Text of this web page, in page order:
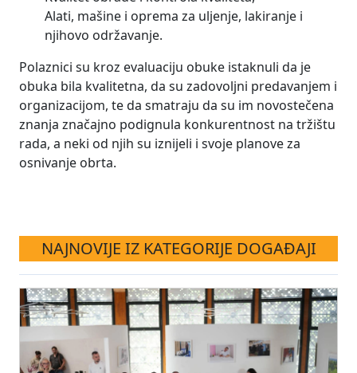
Alati, mašine i oprema za uljenje, lakiranje i
njihovo održavanje.
Polaznici su kroz evaluaciju obuke istaknuli da je
obuka bila kvalitetna, da su zadovoljni predavanjem i
organizacijom, te da smatraju da su im novostečena
znanja značajno podignula konkurentnost na tržištu
rada, a neki od njih su iznijeli i svoje planove za
osnivanje obrta.
NAJNOVIJE IZ KATEGORIJE DOGAĐAJI